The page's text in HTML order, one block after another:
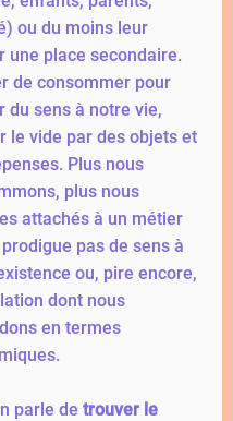
ou du moins leur
une place secondaire.
du sens à notre vie,
le vide par des objets et
Plus nous
plus nous
attachés à un métier
pas de sens à
ou, pire encore,
dont nous
en termes
parle de trouver le